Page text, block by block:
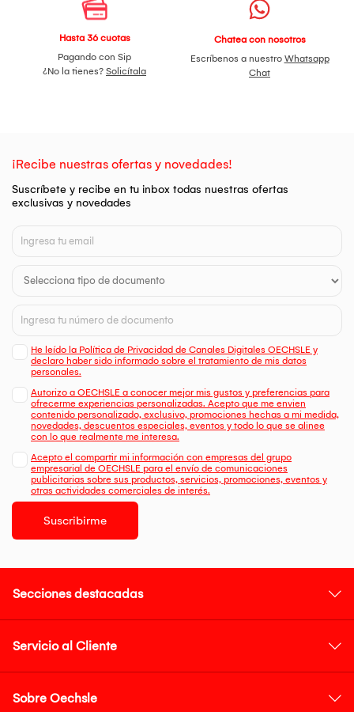
Hasta 36 cuotas
Pagando con Sip
¿No la tienes? Solicítala
Chatea con nosotros
Escríbenos a nuestro Whatsapp
Chat
¡Recibe nuestras ofertas y novedades!
Suscríbete y recibe en tu inbox todas nuestras ofertas
exclusivas y novedades
He leído la Política de Privacidad de Canales Digitales OECHSLE y
declaro haber sido informado sobre el tratamiento de mis datos
personales.
Autorizo a OECHSLE a conocer mejor mis gustos y preferencias para
ofrecerme experiencias personalizadas. Acepto que me envien
contenido personalizado, exclusivo, promociones hechas a mi medida,
novedades, descuentos especiales, eventos y todo lo que se alinee
con lo que realmente me interesa.
Acepto el compartir mi información con empresas del grupo
empresarial de OECHSLE para el envío de comunicaciones
publicitarias sobre sus productos, servicios, promociones, eventos y
otras actividades comerciales de interés.
Suscribirme
Secciones destacadas
Servicio al Cliente
Sobre Oechsle